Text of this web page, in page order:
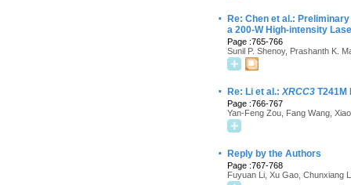
·
Re: Chen et al.:
a 200-W High-intensity
Page :765-766
Sunil P. Shenoy, Prashanth K.
· Re: Li et al.:XRCC3 T241M
Page :766-767
Yan-Feng Zou, Fang Wang,
· Reply by the Authors
Page :767-768
Fuyuan Li, Xu Gao, Chunxiang